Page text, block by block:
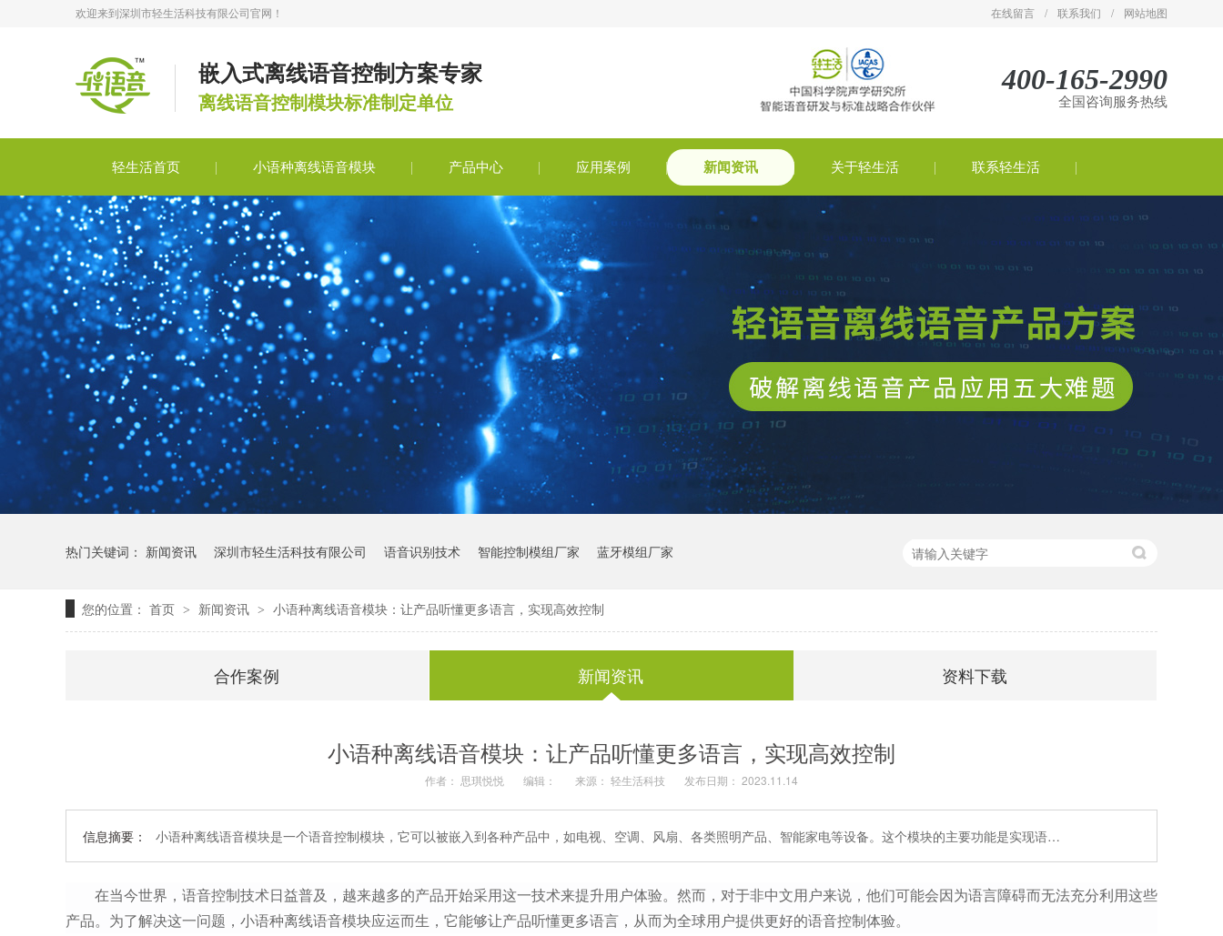
在线留言 / 联系我们 / 网站地图
欢迎来到深圳市轻生活科技有限公司官网！
嵌入式离线语音控制方案专家
离线语音控制模块标准制定单位
400-165-2990
全国咨询服务热线
轻生活首页 小语种离线语音模块 产品中心 应用案例 新闻资讯 关于轻生活 联系轻生活
轻语音合作 轻语音技术
热门关键词： 新闻资讯 深圳市轻生活科技有限公司 语音识别技术 智能控制模组厂家 蓝牙模组厂家
您的位置： 首页 > 新闻资讯 > 小语种离线语音模块：让产品听懂更多语言，实现高效控制
合作案例 新闻资讯 资料下载
小语种离线语音模块：让产品听懂更多语言，实现高效控制
作者： 思琪悦悦 编辑： 来源： 轻生活科技 发布日期： 2023.11.14
信息摘要： 小语种离线语音模块是一个语音控制模块，它可以被嵌入到各种产品中，如电视、空调、风扇、各类照明产品、智能家电等设备。这个模块的主要功能是实现语…
在当今世界，语音控制技术日益普及，越来越多的产品开始采用这一技术来提升用户体验。然而，对于非中文用户来说，他们可能会因为语言障碍而无法充分利用这些
产品。为了解决这一问题，小语种离线语音模块应运而生，它能够让产品听懂更多语言，从而为全球用户提供更好的语音控制体验。